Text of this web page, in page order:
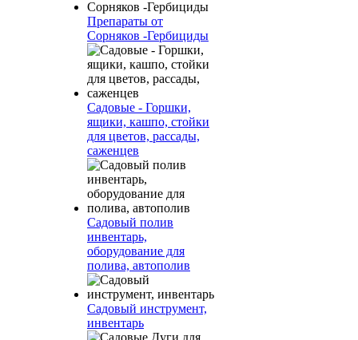
Препараты от
Сорняков -Гербициды
Садовые - Горшки,
ящики, кашпо, стойки
для цветов, рассады,
саженцев
Садовый полив
инвентарь,
оборудование для
полива, автополив
Садовый инструмент,
инвентарь